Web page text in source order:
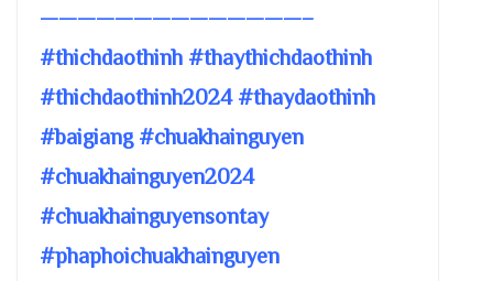
——————————————–
#thichdaothinh #thaythichdaothinh
#thichdaothinh2024 #thaydaothinh
#baigiang #chuakhainguyen
#chuakhainguyen2024
#chuakhainguyensontay
#phaphoichuakhainguyen